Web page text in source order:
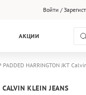
Войти /
АКЦИИ
PADDED HARRINGTON JKT
CALVIN KLEIN JEANS